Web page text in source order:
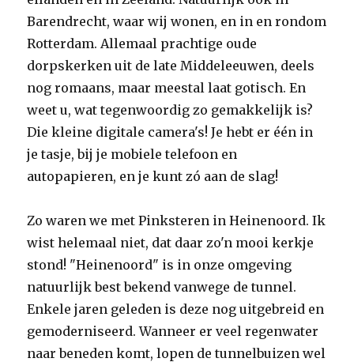
Barendrecht, waar wij wonen, en in en rondom
Rotterdam. Allemaal prachtige oude
dorpskerken uit de late Middeleeuwen, deels
nog romaans, maar meestal laat gotisch. En
weet u, wat tegenwoordig zo gemakkelijk is?
Die kleine digitale camera's! Je hebt er één in
je tasje, bij je mobiele telefoon en
autopapieren, en je kunt zó aan de slag!
Zo waren we met Pinksteren in Heinenoord. Ik
wist helemaal niet, dat daar zo'n mooi kerkje
stond! "Heinenoord" is in onze omgeving
natuurlijk best bekend vanwege de tunnel.
Enkele jaren geleden is deze nog uitgebreid en
gemoderniseerd. Wanneer er veel regenwater
naar beneden komt, lopen de tunnelbuizen wel